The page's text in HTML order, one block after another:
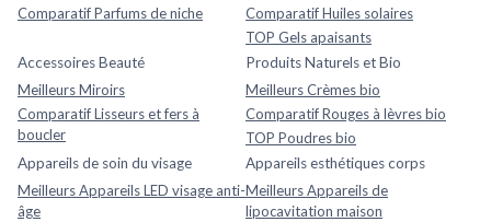
Comparatif Parfums de niche
Comparatif Huiles solaires
TOP Gels apaisants
Accessoires Beauté
Meilleurs Miroirs
Comparatif Lisseurs et fers à
boucler
Produits Naturels et Bio
Meilleurs Crèmes bio
Comparatif Rouges à lèvres bio
TOP Poudres bio
Appareils de soin du visage
Meilleurs Appareils LED visage anti-
âge
Appareils esthétiques corps
Meilleurs Appareils de
lipocavitation maison